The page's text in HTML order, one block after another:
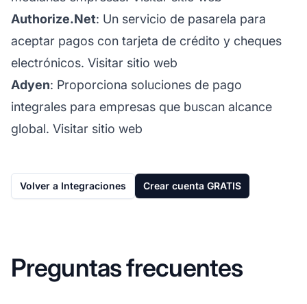
Authorize.Net: Un servicio de pasarela para
aceptar pagos con tarjeta de crédito y cheques
electrónicos. Visitar sitio web
Adyen: Proporciona soluciones de pago
integrales para empresas que buscan alcance
global. Visitar sitio web
Volver a Integraciones Crear cuenta GRATIS
Preguntas frecuentes